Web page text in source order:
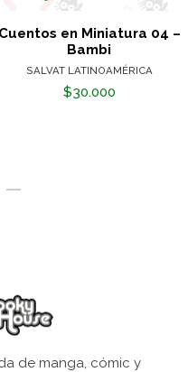
Cuentos en Miniatura 04 –
Bambi
SALVAT LATINOAMÉRICA
$30.000
de manga, cómic y